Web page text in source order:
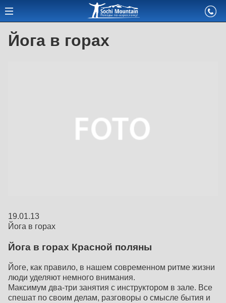
Йога в горах
19.01.13
Йога в горах
Йога в горах Красной поляны
Йоге, как правило, в нашем современном ритме жизни
люди уделяют немного внимания.
Максимум два-три занятия с инструктором в зале. Все
спешат по своим делам, разговоры о смысле бытия и